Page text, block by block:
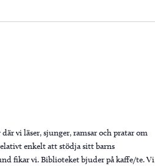
vi läser, sjunger, ramsar och pratar om
enkelt att stödja sitt barns
fikar vi. Biblioteket bjuder på kaffe/te. Vi